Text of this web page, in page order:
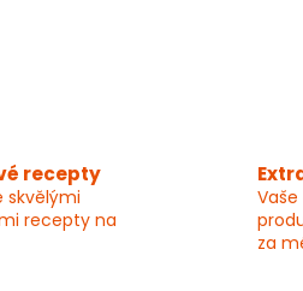
recepty
skvělými
recepty na
za